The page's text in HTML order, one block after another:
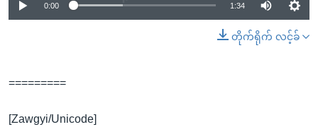
0:00 1:34
တိုက်ရိုက် လင့်ခ်
=========
[Zawgyi/Unicode]